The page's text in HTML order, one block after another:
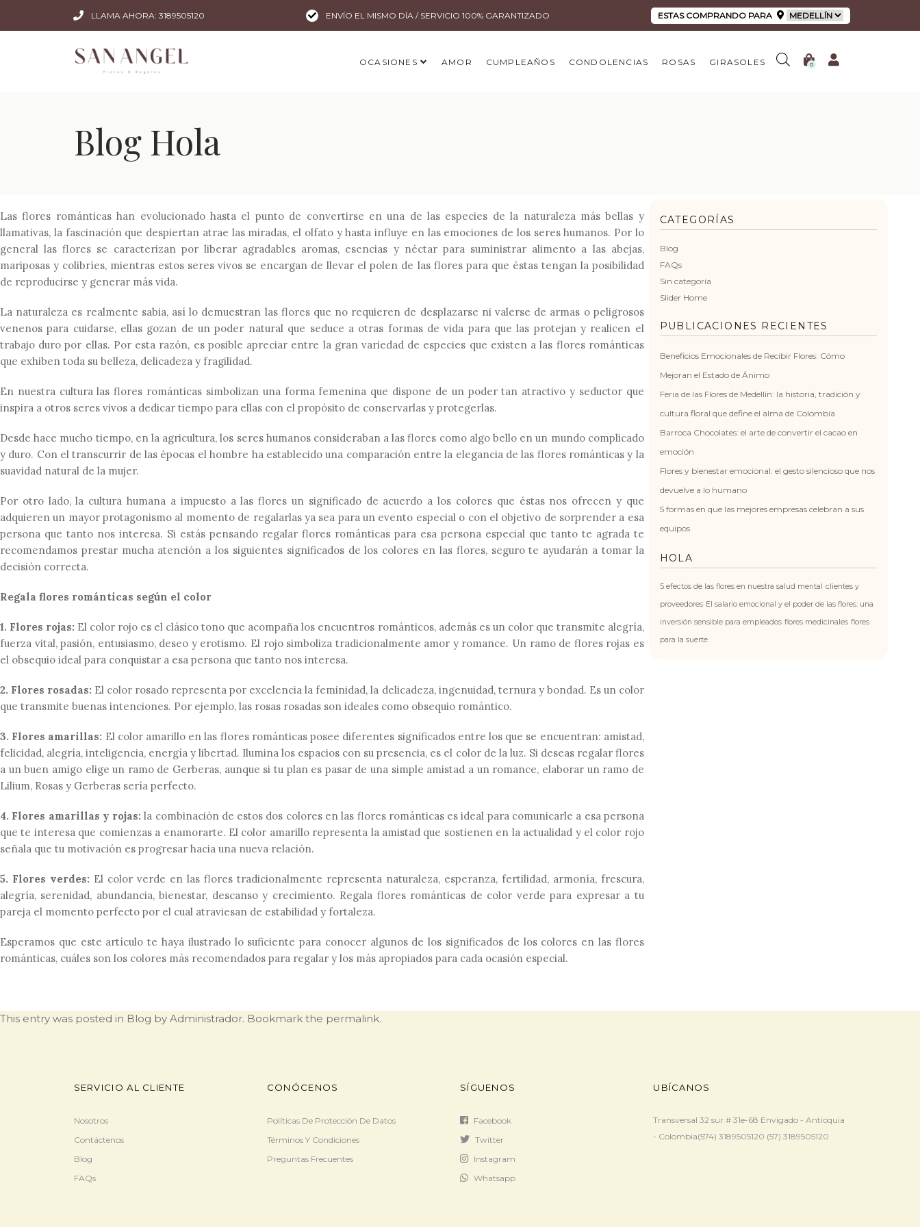
LLAMA AHORA: 3189505120 ENVÍO EL MISMO DÍA / SERVICIO 100% GARANTIZADO ESTAS COMPRANDO PARA
OCASIONES AMOR CUMPLEAÑOS CONDOLENCIAS ROSAS GIRASOLES 0
Blog Hola
Las flores románticas han evolucionado hasta el punto de convertirse en una de las especies de la naturaleza más bellas y
llamativas, la fascinación que despiertan atrae las miradas, el olfato y hasta influye en las emociones de los seres humanos. Por lo
general las flores se caracterizan por liberar agradables aromas, esencias y néctar para suministrar alimento a las abejas,
mariposas y colibríes, mientras estos seres vivos se encargan de llevar el polen de las flores para que éstas tengan la posibilidad
de reproducirse y generar más vida.
La naturaleza es realmente sabia, así lo demuestran las flores que no requieren de desplazarse ni valerse de armas o peligrosos
venenos para cuidarse, ellas gozan de un poder natural que seduce a otras formas de vida para que las protejan y realicen el
trabajo duro por ellas. Por esta razón, es posible apreciar entre la gran variedad de especies que existen a las flores románticas
que exhiben toda su belleza, delicadeza y fragilidad.
En nuestra cultura las flores románticas simbolizan una forma femenina que dispone de un poder tan atractivo y seductor que
inspira a otros seres vivos a dedicar tiempo para ellas con el propósito de conservarlas y protegerlas.
Desde hace mucho tiempo, en la agricultura, los seres humanos consideraban a las flores como algo bello en un mundo complicado
y duro. Con el transcurrir de las épocas el hombre ha establecido una comparación entre la elegancia de las flores románticas y la
suavidad natural de la mujer.
Por otro lado, la cultura humana a impuesto a las flores un significado de acuerdo a los colores que éstas nos ofrecen y que
adquieren un mayor protagonismo al momento de regalarlas ya sea para un evento especial o con el objetivo de sorprender a esa
persona que tanto nos interesa. Si estás pensando regalar flores románticas para esa persona especial que tanto te agrada te
recomendamos prestar mucha atención a los siguientes significados de los colores en las flores, seguro te ayudarán a tomar la
decisión correcta.
Regala flores románticas según el color
1. Flores rojas: El color rojo es el clásico tono que acompaña los encuentros románticos, además es un color que transmite alegría,
fuerza vital, pasión, entusiasmo, deseo y erotismo. El rojo simboliza tradicionalmente amor y romance. Un ramo de flores rojas es
el obsequio ideal para conquistar a esa persona que tanto nos interesa.
2. Flores rosadas: El color rosado representa por excelencia la feminidad, la delicadeza, ingenuidad, ternura y bondad. Es un color
que transmite buenas intenciones. Por ejemplo, las rosas rosadas son ideales como obsequio romántico.
3. Flores amarillas: El color amarillo en las flores románticas posee diferentes significados entre los que se encuentran: amistad,
felicidad, alegría, inteligencia, energía y libertad. Ilumina los espacios con su presencia, es el color de la luz. Si deseas regalar flores
a un buen amigo elige un ramo de Gerberas, aunque si tu plan es pasar de una simple amistad a un romance, elaborar un ramo de
Lilium, Rosas y Gerberas sería perfecto.
4. Flores amarillas y rojas: la combinación de estos dos colores en las flores románticas es ideal para comunicarle a esa persona
que te interesa que comienzas a enamorarte. El color amarillo representa la amistad que sostienen en la actualidad y el color rojo
señala que tu motivación es progresar hacia una nueva relación.
5. Flores verdes: El color verde en las flores tradicionalmente representa naturaleza, esperanza, fertilidad, armonía, frescura,
alegría, serenidad, abundancia, bienestar, descanso y crecimiento. Regala flores románticas de color verde para expresar a tu
pareja el momento perfecto por el cual atraviesan de estabilidad y fortaleza.
Esperamos que este artículo te haya ilustrado lo suficiente para conocer algunos de los significados de los colores en las flores
románticas, cuáles son los colores más recomendados para regalar y los más apropiados para cada ocasión especial.
CATEGORÍAS
Blog
FAQs
Sin categoría
Slider Home
PUBLICACIONES RECIENTES
Beneficios Emocionales de Recibir Flores: Cómo
Mejoran el Estado de Ánimo
Feria de las Flores de Medellín: la historia, tradición y
cultura floral que define el alma de Colombia
Barroca Chocolates: el arte de convertir el cacao en
emoción
Flores y bienestar emocional: el gesto silencioso que nos
devuelve a lo humano
5 formas en que las mejores empresas celebran a sus
equipos
HOLA
5 efectos de las flores en nuestra salud mental clientes y
proveedores El salario emocional y el poder de las flores: una
inversión sensible para empleados flores medicinales flores
para la suerte
This entry was posted in Blog by Administrador. Bookmark the permalink.
SERVICIO AL CLIENTE
Nosotros
Contáctenos
Blog
FAQs
CONÓCENOS
Políticas De Protección De Datos
Términos Y Condiciones
Preguntas Frecuentes
SÍGUENOS
Facebook
Twitter
Instagram
Whatsapp
UBÍCANOS
Transversal 32 sur # 31e-68 Envigado - Antioquia
- Colombia(574) 3189505120 (57) 3189505120